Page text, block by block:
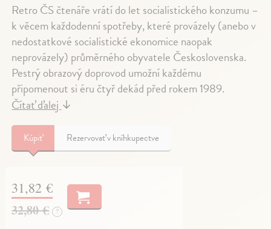
Retro ČS čtenáře vrátí do let socialistického konzumu –
k věcem každodenní spotřeby, které provázely (anebo v
nedostatkové socialistické ekonomice naopak
neprovázely) průměrného obyvatele Československa.
Pestrý obrazový doprovod umožní každému
připomenout si éru čtyř dekád před rokem 1989.
Čítať ďalej↓
Kúpiť Rezervovať v kníhkupectve
31,82 €
32,80 € ?